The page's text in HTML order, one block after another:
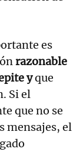
es
razonable
yque
Si el
que no se
mensajes, el